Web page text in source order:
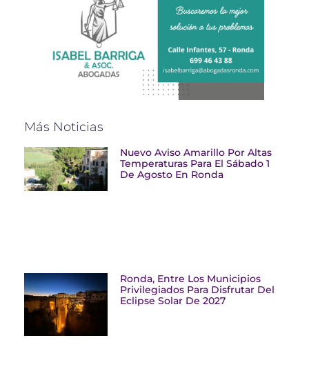
Más Noticias
Nuevo Aviso Amarillo Por Altas
Temperaturas Para El Sábado 1
De Agosto En Ronda
Ronda, Entre Los Municipios
Privilegiados Para Disfrutar Del
Eclipse Solar De 2027